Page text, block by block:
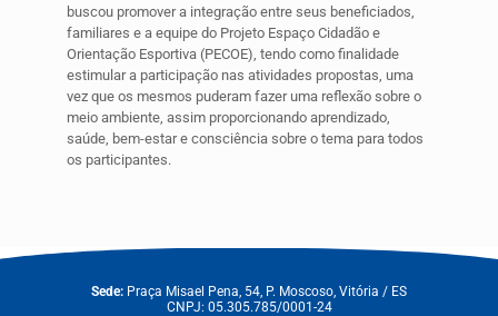
buscou promover a integração entre seus beneficiados,
familiares e a equipe do Projeto Espaço Cidadão e
Orientação Esportiva (PECOE), tendo como finalidade
estimular a participação nas atividades propostas, uma
vez que os mesmos puderam fazer uma reflexão sobre o
meio ambiente, assim proporcionando aprendizado,
saúde, bem-estar e consciência sobre o tema para todos
os participantes.
Sede: Praça Misael Pena, 54, P. Moscoso, Vitória / ES
CNPJ: 05.305.785/0001-24